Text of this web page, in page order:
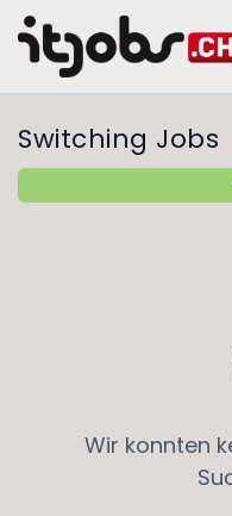
Switching Jobs
Wir konnten